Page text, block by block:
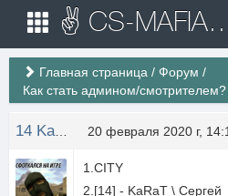
✌ CS-MAFIA.RU ✌ Игровые
Главная страница / Форум /
Как стать админом/смотрителем?
20 февраля 2020 г,
1.CITY
2.[14] - KaRaT \ Сергей